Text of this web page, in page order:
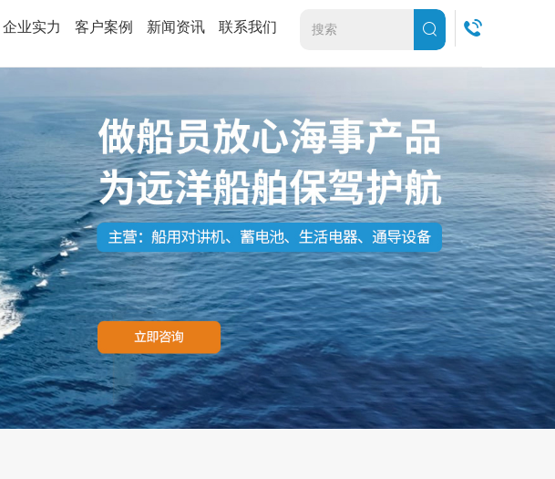
企业实力 客户案例 新闻资讯 联系我们